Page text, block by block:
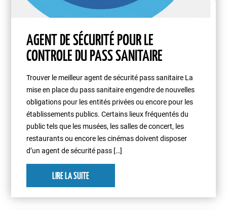
AGENT DE SÉCURITÉ POUR LE
CONTROLE DU PASS SANITAIRE
Trouver le meilleur agent de sécurité pass sanitaire La
mise en place du pass sanitaire engendre de nouvelles
obligations pour les entités privées ou encore pour les
établissements publics. Certains lieux fréquentés du
public tels que les musées, les salles de concert, les
restaurants ou encore les cinémas doivent disposer
d’un agent de sécurité pass […]
LIRE LA SUITE